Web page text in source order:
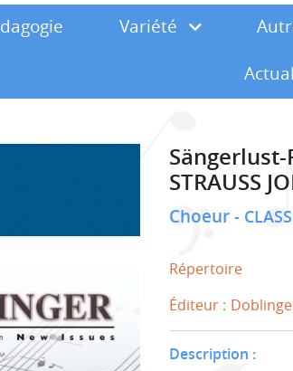
Variété
STRAUSS
Choeur
Répertoire
Éditeur :
Description :